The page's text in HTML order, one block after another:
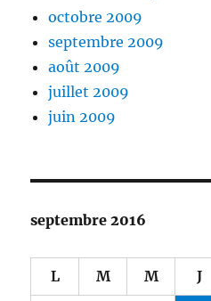
octobre 2009
septembre 2009
août 2009
juillet 2009
juin 2009
septembre 2016
L M M J